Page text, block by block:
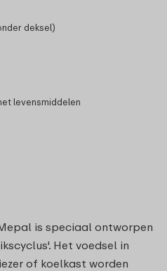
is speciaal ontworpen
Het voedsel in
of koelkast worden
deksel)
levensmiddelen